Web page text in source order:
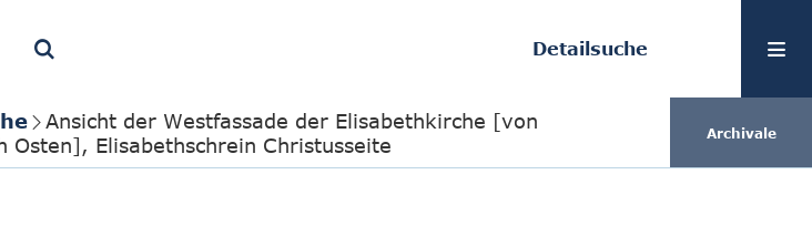
Detailsuche
Ansicht der Westfassade der Elisabethkirche [von
Elisabethschrein Christusseite
Archivale